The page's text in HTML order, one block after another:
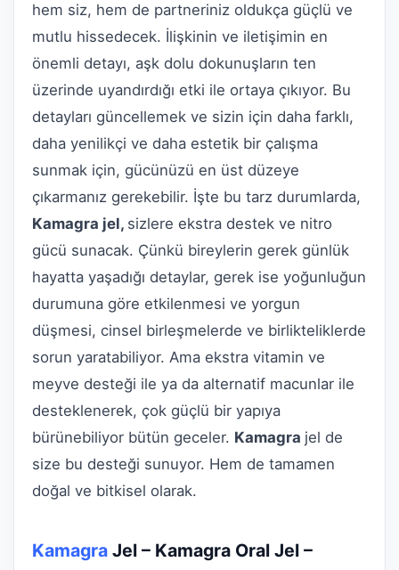
hem siz, hem de partneriniz oldukça güçlü ve
mutlu hissedecek. İlişkinin ve iletişimin en
önemli detayı, aşk dolu dokunuşların ten
üzerinde uyandırdığı etki ile ortaya çıkıyor. Bu
detayları güncellemek ve sizin için daha farklı,
daha yenilikçi ve daha estetik bir çalışma
sunmak için, gücünüzü en üst düzeye
çıkarmanız gerekebilir. İşte bu tarz durumlarda,
Kamagra jel, sizlere ekstra destek ve nitro
gücü sunacak. Çünkü bireylerin gerek günlük
hayatta yaşadığı detaylar, gerek ise yoğunluğun
durumuna göre etkilenmesi ve yorgun
düşmesi, cinsel birleşmelerde ve birlikteliklerde
sorun yaratabiliyor. Ama ekstra vitamin ve
meyve desteği ile ya da alternatif macunlar ile
desteklenerek, çok güçlü bir yapıya
bürünebiliyor bütün geceler. Kamagra jel de
size bu desteği sunuyor. Hem de tamamen
doğal ve bitkisel olarak.
Kamagra Jel – Kamagra Oral Jel –